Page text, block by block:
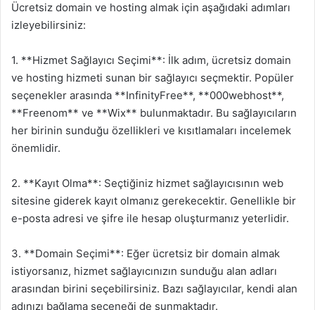
Ücretsiz domain ve hosting almak için aşağıdaki adımları
izleyebilirsiniz:
1. **Hizmet Sağlayıcı Seçimi**: İlk adım, ücretsiz domain
ve hosting hizmeti sunan bir sağlayıcı seçmektir. Popüler
seçenekler arasında **InfinityFree**, **000webhost**,
**Freenom** ve **Wix** bulunmaktadır. Bu sağlayıcıların
her birinin sunduğu özellikleri ve kısıtlamaları incelemek
önemlidir.
2. **Kayıt Olma**: Seçtiğiniz hizmet sağlayıcısının web
sitesine giderek kayıt olmanız gerekecektir. Genellikle bir
e-posta adresi ve şifre ile hesap oluşturmanız yeterlidir.
3. **Domain Seçimi**: Eğer ücretsiz bir domain almak
istiyorsanız, hizmet sağlayıcınızın sunduğu alan adları
arasından birini seçebilirsiniz. Bazı sağlayıcılar, kendi alan
adınızı bağlama seçeneği de sunmaktadır.